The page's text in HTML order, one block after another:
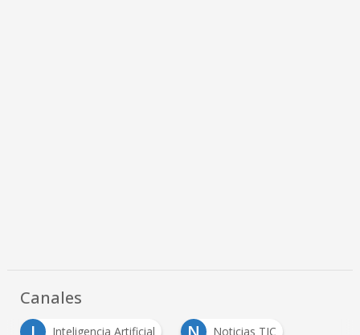
Canales
Inteligencia Artificial Noticias TIC